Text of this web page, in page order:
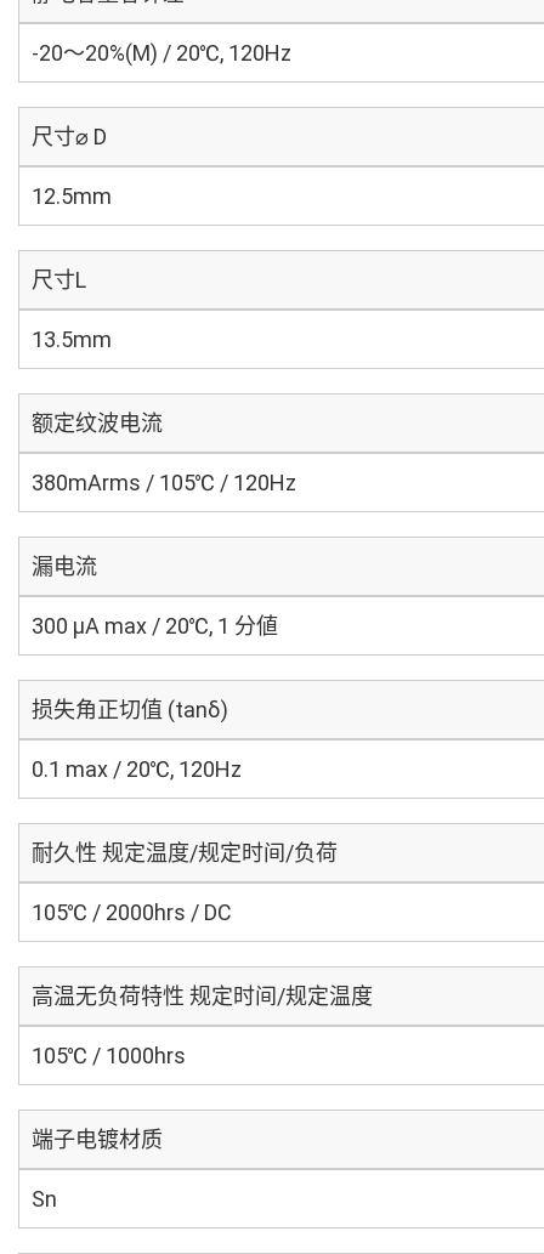
-20～20%(M) / 20℃, 120Hz
尺寸⌀ D
12.5mm
尺寸L
13.5mm
额定纹波电流
380mArms / 105℃ / 120Hz
漏电流
300 μA max / 20℃, 1 分値
损失角正切值 (tanδ)
0.1 max / 20℃, 120Hz
耐久性 规定温度/规定时间/负荷
105℃ / 2000hrs / DC
高温无负荷特性 规定时间/规定温度
105℃ / 1000hrs
端子电镀材质
Sn